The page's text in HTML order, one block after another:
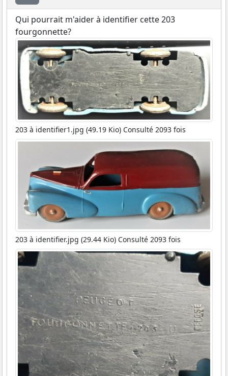
Qui pourrait m'aider à identifier cette 203
fourgonnette?
203 à identifier1.jpg (49.19 Kio) Consulté 2093 fois
203 à identifier.jpg (29.44 Kio) Consulté 2093 fois